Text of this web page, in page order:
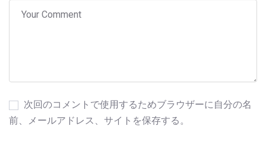
次回のコメントで使用するためブラウザーに自分の名
前、メールアドレス、サイトを保存する。